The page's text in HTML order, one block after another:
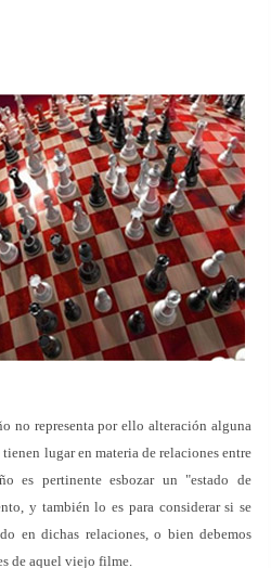
no representa por ello alteración alguna
lugar en materia de relaciones entre
es pertinente esbozar un "estado de
y también lo es para considerar si se
en dichas relaciones, o bien debemos
de aquel viejo filme.